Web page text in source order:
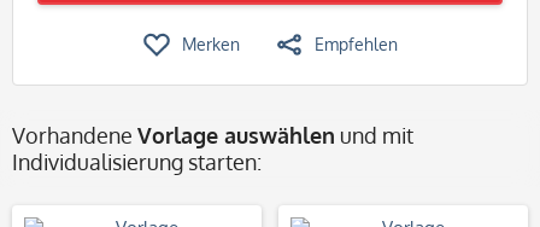
Merken Empfehlen
Vorhandene Vorlage auswählen und mit
Individualisierung starten: